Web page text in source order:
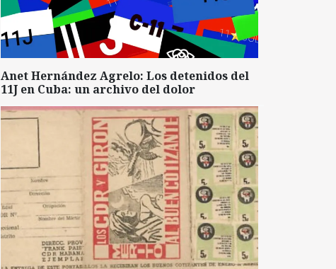
Anet Hernández Agrelo: Los detenidos del
11J en Cuba: un archivo del dolor